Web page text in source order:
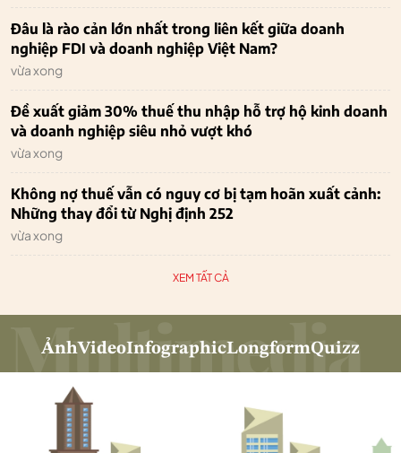
Đâu là rào cản lớn nhất trong liên kết giữa doanh
nghiệp FDI và doanh nghiệp Việt Nam?
vừa xong
Đề xuất giảm 30% thuế thu nhập hỗ trợ hộ kinh doanh
và doanh nghiệp siêu nhỏ vượt khó
vừa xong
Không nợ thuế vẫn có nguy cơ bị tạm hoãn xuất cảnh:
Những thay đổi từ Nghị định 252
vừa xong
XEM TẤT CẢ
ẢnhVideoInfographicLongformQuizz